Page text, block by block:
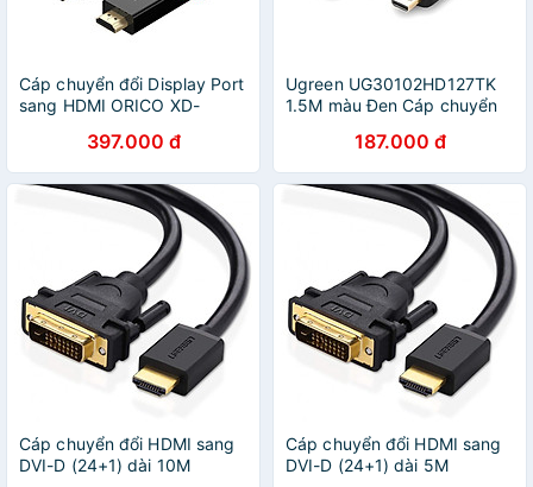
Cáp chuyển đổi Display Port
sang HDMI ORICO XD-
chính hãng397.000 đ
Ugreen UG30102HD127TK
1.5M màu Đen Cáp chuyển
thuần đồng - HÀNG CHÍNH
HÃNG
187.000 đ
Cáp chuyển đổi HDMI sang
DVI-D (24+1) dài 10M
Cáp chuyển đổi HDMI sang
DVI-D (24+1) dài 5M